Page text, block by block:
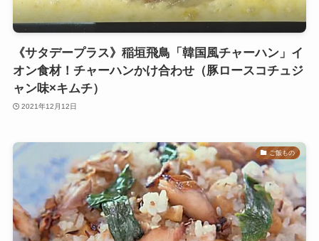
《サタデープラス》稲垣飛鳥「韓国風チャーハン」イ
オン食材！チャーハンかけ合わせ（豚ロースコチュジ
ャン味×キムチ）
2021年12月12日
ご飯もの